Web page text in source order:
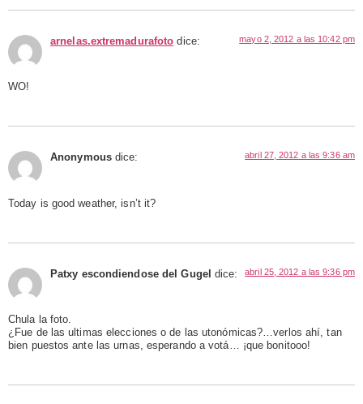
arnelas.extremadurafoto dice: mayo 2, 2012 a las 10:42 pm
WO!
Anonymous dice: abril 27, 2012 a las 9:36 am
Today is good weather, isn’t it?
Patxy escondiendose del Gugel dice: abril 25, 2012 a las 9:36 pm
Chula la foto.
¿Fue de las ultimas elecciones o de las utonómicas?…verlos ahí, tan
bien puestos ante las urnas, esperando a votá… ¡que bonitooo!